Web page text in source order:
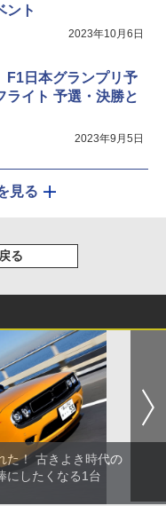
ント
2023年10月6日
F1日本グランプリ予
ライト 予選・決勝と
2023年9月5日
見る
る
た！ 古きよき時代の
にしたくなる1台